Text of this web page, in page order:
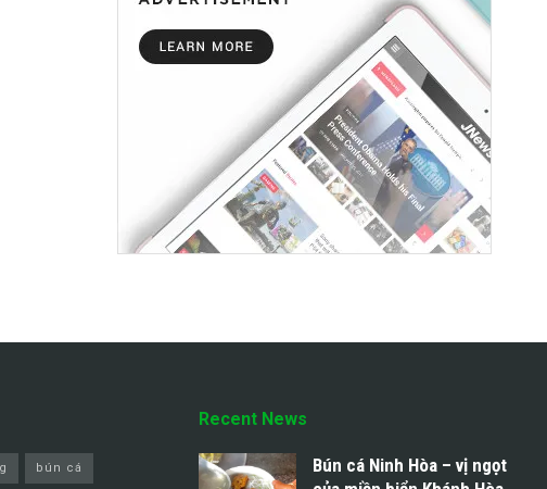
bún cá
Recent News
Bún cá Ninh Hòa – vị ngọt